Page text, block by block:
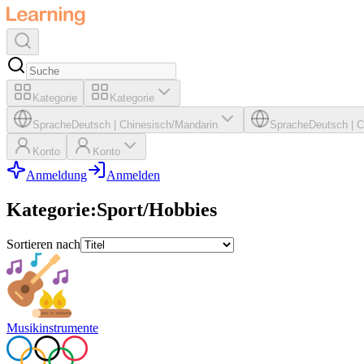
Kategorie Kategorie
SpracheDeutsch Chinesisch/Mandarin SpracheDeutsch
Konto Konto
Anmeldung Anmelden
Kategorie:Sport/Hobbies
Sortieren nach
Musikinstrumente